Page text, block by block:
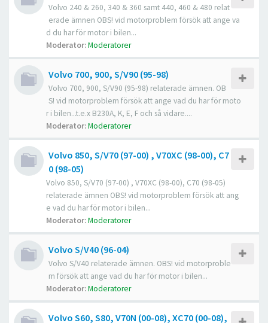
Volvo 240 & 260, 340 & 360 samt 440, 460 & 480 relat
erade ämnen OBS! vid motorproblem försök att ange va
d du har för motor i bilen...
Moderator:Moderatorer
Volvo 700, 900, S/V90 (95-98)
Volvo 700, 900, S/V90 (95-98) relaterade ämnen. OB
S! vid motorproblem försök att ange vad du har för moto
r i bilen...t.e.x B230A, K, E, F och så vidare....
Moderator:Moderatorer
Volvo 850, S/V70 (97-00) , V70XC (98-00), C7
0 (98-05)
Volvo 850, S/V70 (97-00) , V70XC (98-00), C70 (98-05)
relaterade ämnen OBS! vid motorproblem försök att ang
e vad du har för motor i bilen...
Moderator:Moderatorer
Volvo S/V40 (96-04)
Volvo S/V40 relaterade ämnen. OBS! vid motorproble
m försök att ange vad du har för motor i bilen...
Moderator:Moderatorer
Volvo S60, S80, V70N (00-08), XC70 (00-08),